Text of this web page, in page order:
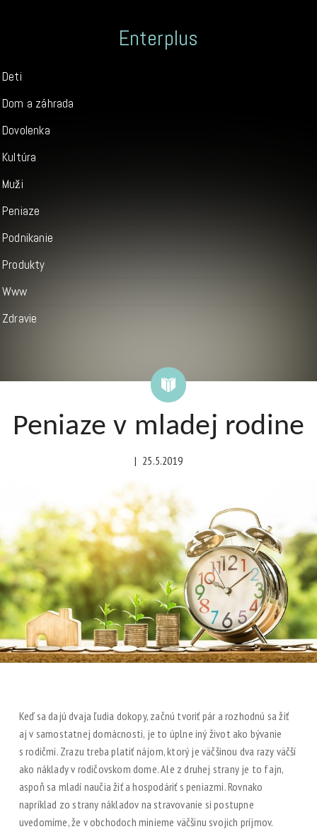
Enterplus
Deti
Dom a záhrada
Dovolenka
Kultúra
Muži
Peniaze
Podnikanie
Produkty
Www
Zdravie
Peniaze v mladej rodine
| 25.5.2019
Keď sa dajú dvaja ľudia dokopy, začnú tvoriť pár a rozhodnú sa žiť
aj v samostatnej domácnosti, je to úplne iný život ako bývanie
s rodičmi. Zrazu treba platiť nájom, ktorý je väčšinou dva razy väčší
ako náklady v rodičovskom dome. Ale z druhej strany je to fajn,
aspoň sa mladí naučia žiť a hospodáriť s peniazmi. Rovnako
napríklad zo strany nákladov na stravovanie si postupne
uvedomíme, že v obchodoch minieme väčšinu svojich príjmov.